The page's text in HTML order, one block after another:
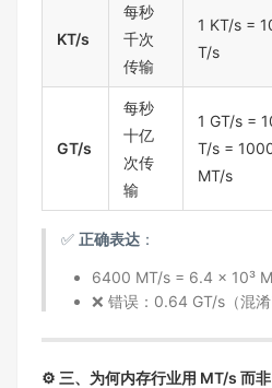
KT/s
每秒
千次
传输
1 KT/s =
T/s
GT/s
每秒
十亿
次传
输
1 GT/s =
T/s =
MT/s
✅ 正确表达：
6400 MT/s = 6.4 × 10³
❌ 错误：0.64 GT/s（混淆
⚙️ 三、为何内存行业用 MT/s 而